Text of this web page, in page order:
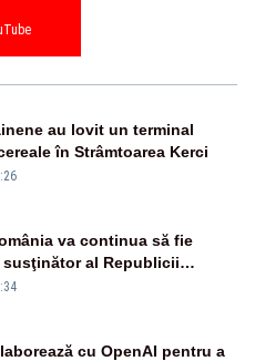
au lovit un terminal
în Strâmtoarea Kerci
va continua să fie
al Republicii
Uniunii Europene
cu OpenAI pentru a